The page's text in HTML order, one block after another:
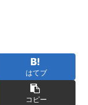
はてブ
コピー